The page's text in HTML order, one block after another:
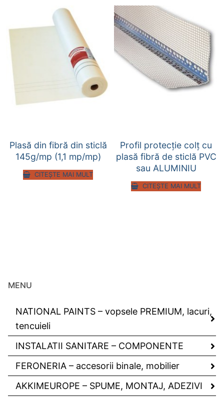
Plasă din fibră din sticlă
145g/mp (1,1 mp/mp)
CITEȘTE MAI MULT
Profil protecţie colţ cu
plasă fibră de sticlă PVC
sau ALUMINIU
CITEȘTE MAI MULT
MENU
NATIONAL PAINTS – vopsele PREMIUM, lacuri,
tencuieli
INSTALATII SANITARE – COMPONENTE
FERONERIA – accesorii binale, mobilier
AKKIMEUROPE – SPUME, MONTAJ, ADEZIVI